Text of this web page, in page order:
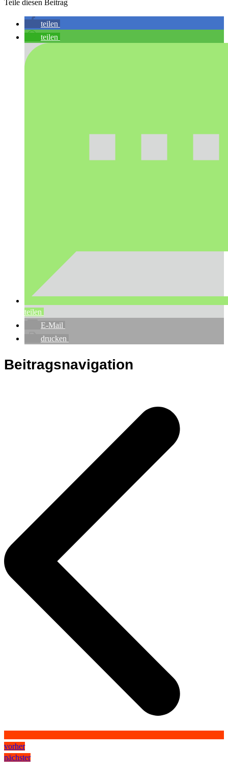
Teile diesen Beitrag
teilen
teilen
teilen
E-Mail
drucken
Beitragsnavigation
vorher
nächster